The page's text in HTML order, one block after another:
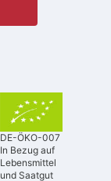
DE-ÖKO-007
In Bezug auf
Lebensmittel
und Saatgut